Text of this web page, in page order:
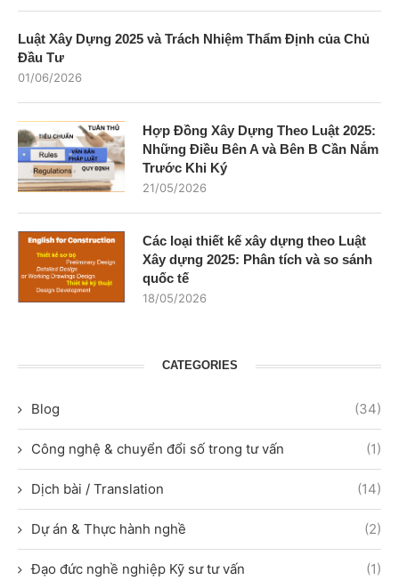
Luật Xây Dựng 2025 và Trách Nhiệm Thẩm Định của Chủ
Đầu Tư
01/06/2026
Hợp Đồng Xây Dựng Theo Luật 2025:
Những Điều Bên A và Bên B Cần Nắm
Trước Khi Ký
21/05/2026
Các loại thiết kế xây dựng theo Luật
Xây dựng 2025: Phân tích và so sánh
quốc tế
18/05/2026
CATEGORIES
Blog (34)
Công nghệ & chuyển đổi số trong tư vấn (1)
Dịch bài / Translation (14)
Dự án & Thực hành nghề (2)
Đạo đức nghề nghiệp Kỹ sư tư vấn (1)